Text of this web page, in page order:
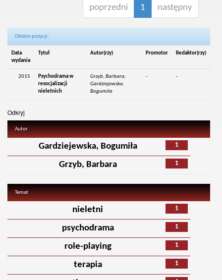
poprzedni 1 następny
Odsłon pozycji:
Data
wydania
Tytuł Autor(rzy) Promotor Redaktor(rzy)
2015
Psychodrama w
resocjalizacji
nieletnich
Grzyb, Barbara;
Gardziejewska,
Bogumiła
- -
Odkryj
Autor
1
Gardziejewska, Bogumiła
1
Grzyb, Barbara
Temat
1
nieletni
1
psychodrama
1
role-playing
1
terapia